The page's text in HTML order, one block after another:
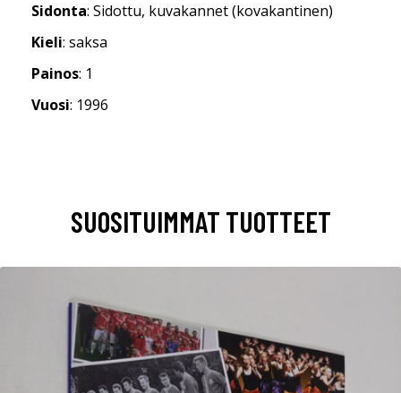
Sidonta: Sidottu, kuvakannet (kovakantinen)
Kieli: saksa
Painos: 1
Vuosi: 1996
SUOSITUIMMAT TUOTTEET